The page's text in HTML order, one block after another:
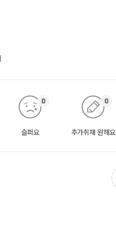
슬퍼요
0
추가취재 원해요
0